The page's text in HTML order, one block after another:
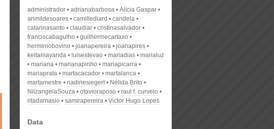
administrador adrianabarbosa
Alícia Gaspar
arimildesoares
camillediard
candela
catarinasanto
claudiar
cristinasalvador
franciscabagulho
guilhermecartaxo
herminiobovino
joanapereira
joanapires
keitamayanda
luisestevao mariadias
marialuz
mariana
marianapinho
mariapicarra
mariaprata
martacacador
martalanca
martamestre
nadinesiegert
Nélida Brito
NilzangelaSouza
otavioraposo
raul f. curvelo
ritadamasio
samirapereira Victor Hugo Lopes
Data